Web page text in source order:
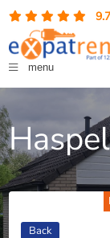
9.7
menu
Back